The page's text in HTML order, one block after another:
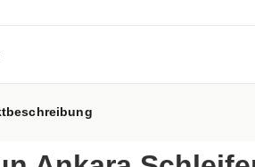
Fettsäuren